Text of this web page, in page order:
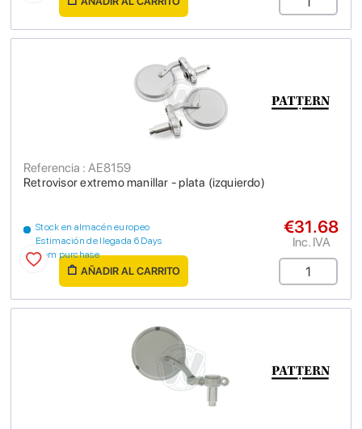
Retrovisor extremo manillar - plata (izquierdo)
Referencia : AE8159
Stock en almacén europeo
Estimación de llegada 6 Days
from purchase
€31.68
Inc. IVA
AÑADIR AL CARRITO